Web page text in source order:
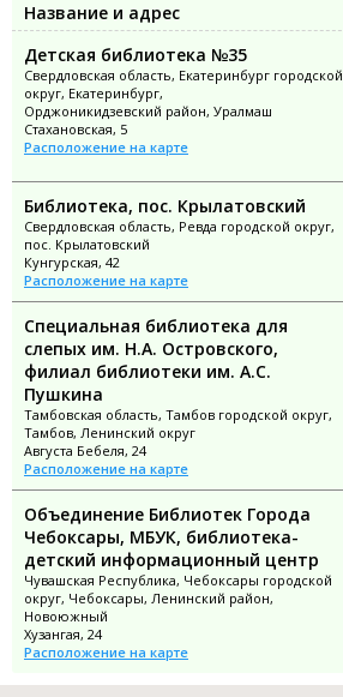
Название и адрес
Детская библиотека №35
Свердловская область, Екатеринбург городской
округ, Екатеринбург,
Орджоникидзевский район, Уралмаш
Стахановская, 5
Расположение на карте
Библиотека, пос. Крылатовский
Свердловская область, Ревда городской округ,
пос. Крылатовский
Кунгурская, 42
Расположение на карте
Специальная библиотека для
слепых им. Н.А. Островского,
филиал библиотеки им. А.С.
Пушкина
Тамбовская область, Тамбов городской округ,
Тамбов, Ленинский округ
Августа Бебеля, 24
Расположение на карте
Объединение Библиотек Города
Чебоксары, МБУК, библиотека-
детский информационный центр
Чувашская Республика, Чебоксары городской
округ, Чебоксары, Ленинский район,
Новоюжный
Хузангая, 24
Расположение на карте